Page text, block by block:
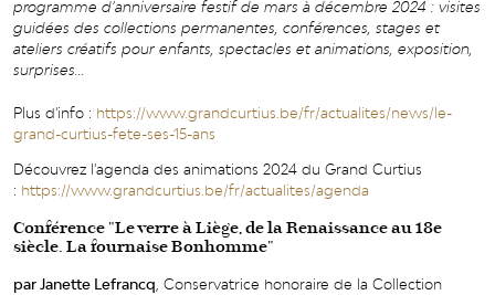
programme d’anniversaire festif de mars à décembre 2024 : visites
guidées des collections permanentes, conférences, stages et
ateliers créatifs pour enfants, spectacles et animations, exposition,
surprises...
Plus d'info : https://www.grandcurtius.be/fr/actualites/news/le-
grand-curtius-fete-ses-15-ans
Découvrez l'agenda des animations 2024 du Grand Curtius
: https://www.grandcurtius.be/fr/actualites/agenda
Conférence "Le verre à Liège, de la Renaissance au 18e
siècle. La fournaise Bonhomme"
par Janette Lefrancq, Conservatrice honoraire de la Collection